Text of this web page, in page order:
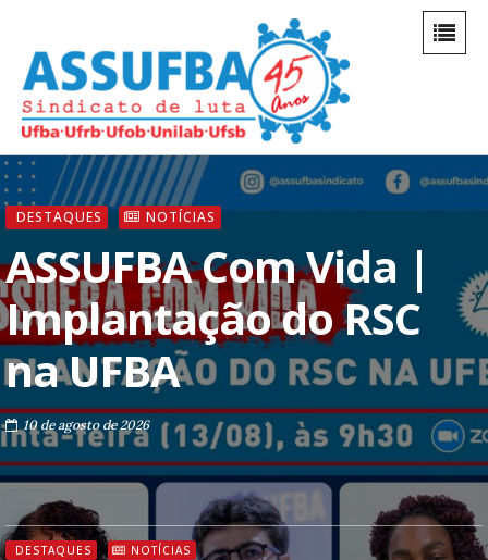
DESTAQUES NOTÍCIAS
ASSUFBA Com Vida |
Implantação do RSC
na UFBA
10 de agosto de 2026
DESTAQUES NOTÍCIAS